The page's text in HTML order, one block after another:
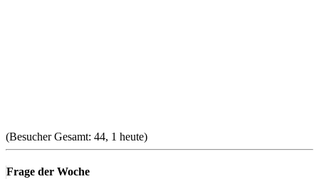
(Besucher Gesamt: 44, 1 heute)
Frage der Woche